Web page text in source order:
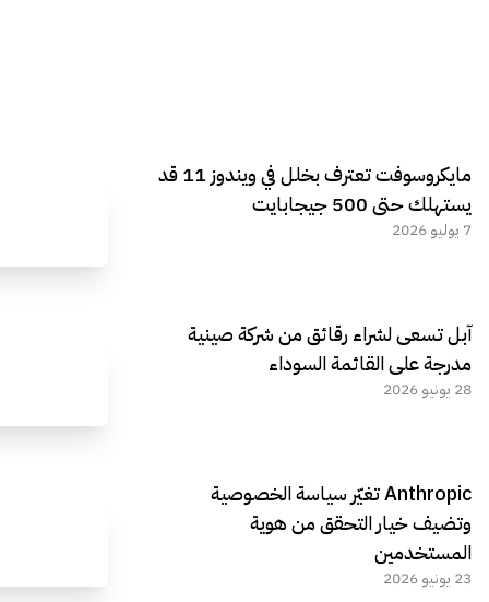
مايكروسوفت تعترف بخلل في ويندوز 11 قد
يستهلك حتى 500 جيجابايت
7 يوليو 2026
آبل تسعى لشراء رقائق من شركة صينية
مدرجة على القائمة السوداء
28 يونيو 2026
Anthropic تغيّر سياسة الخصوصية
وتضيف خيار التحقق من هوية
المستخدمين
23 يونيو 2026